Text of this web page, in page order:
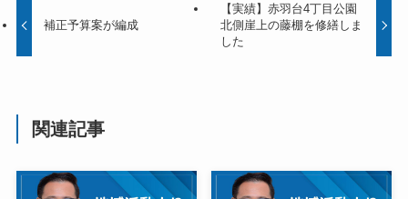
補正予算案が編成
【実績】赤羽台4丁目公園
北側崖上の藤棚を修繕しま
した
関連記事